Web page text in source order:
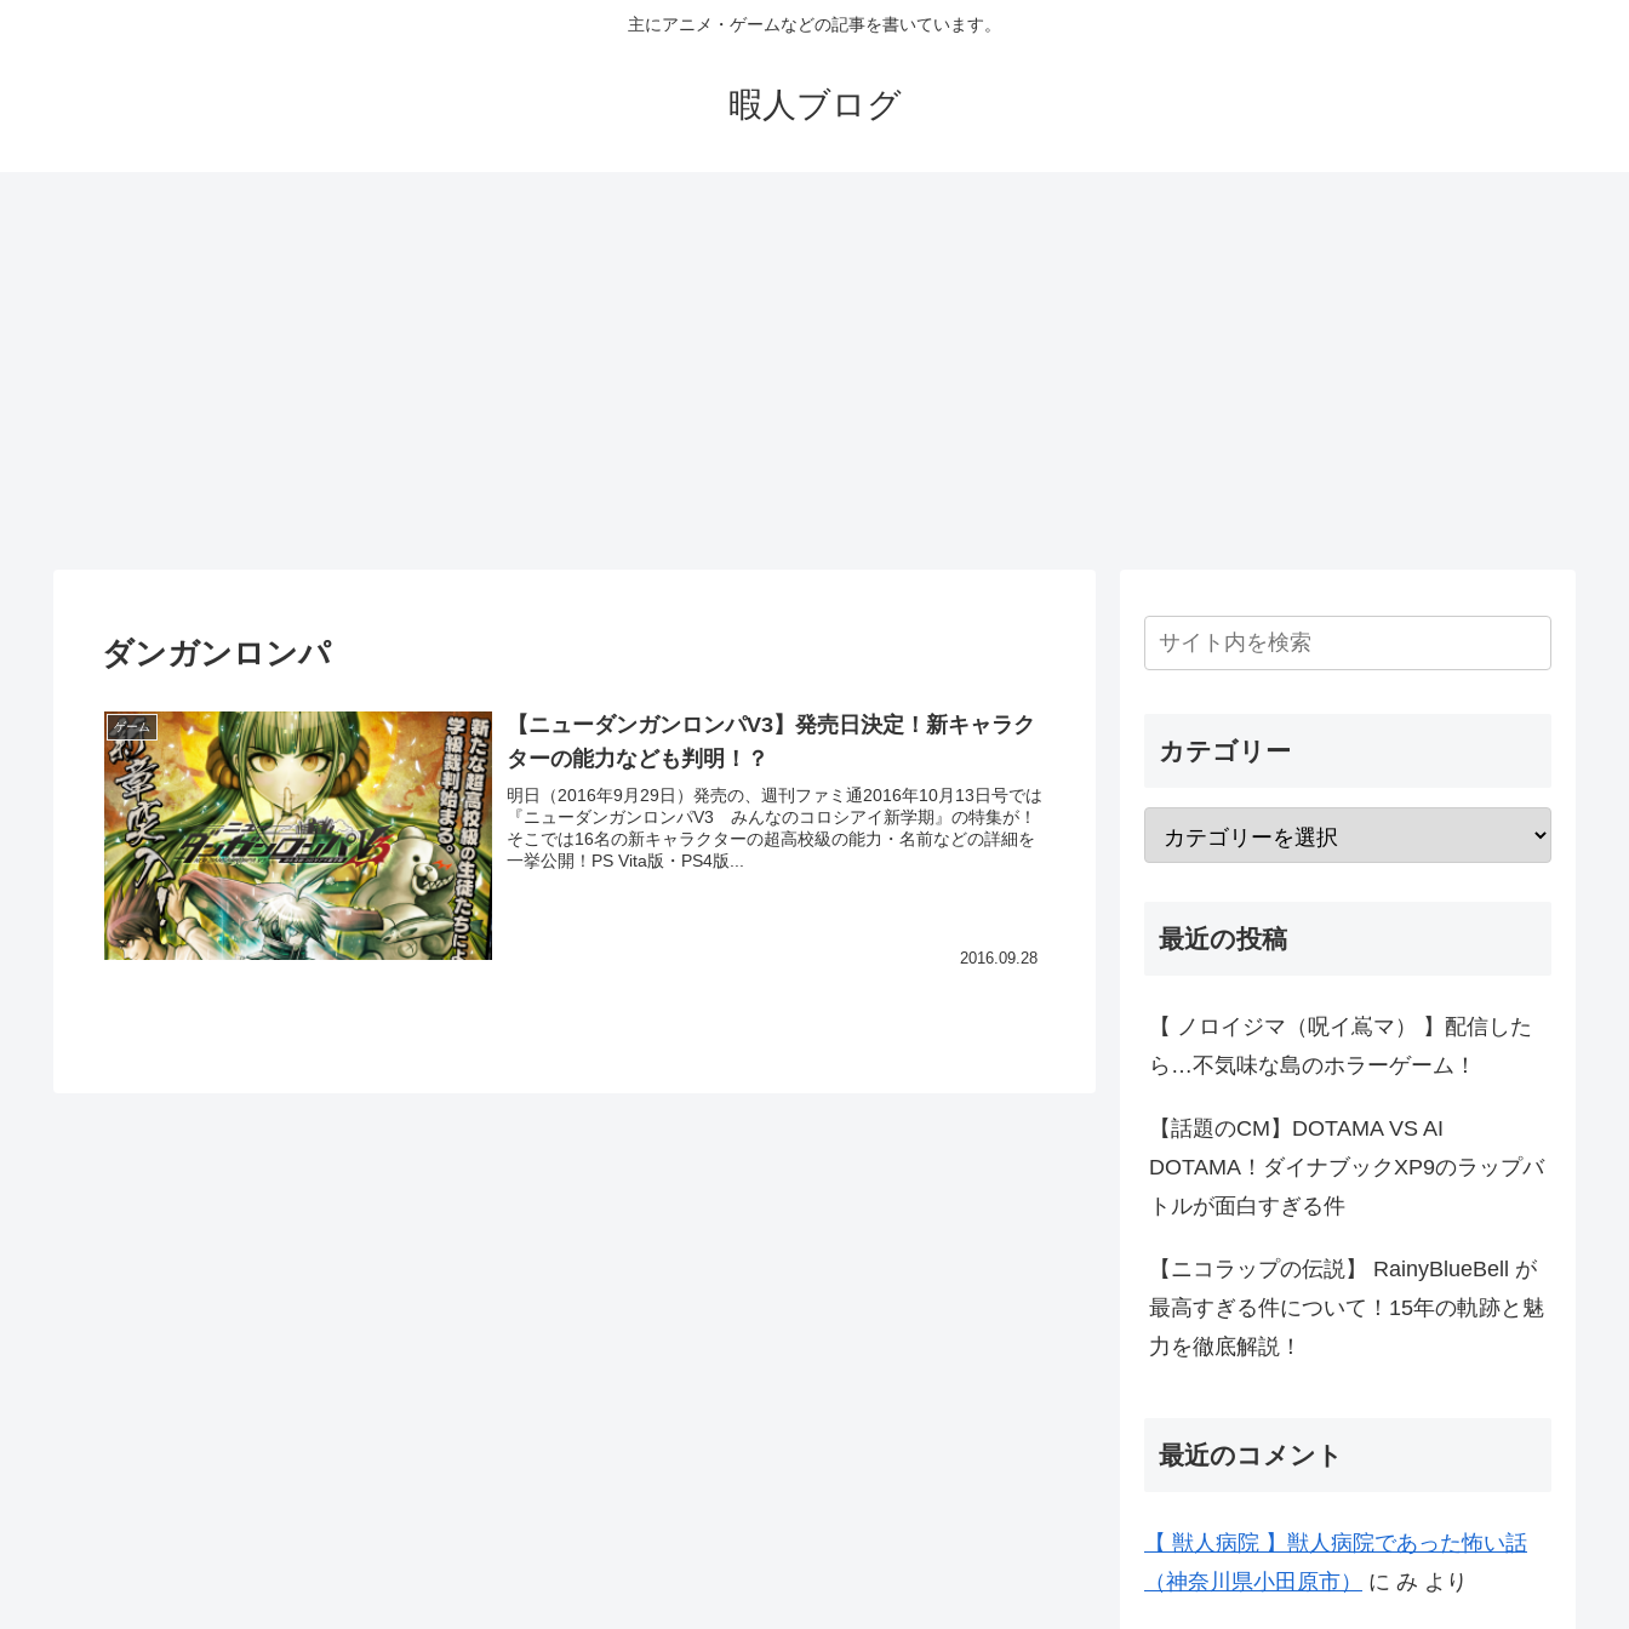
主にアニメ・ゲームなどの記事を書いています。
暇人ブログ
ダンガンロンパ
ゲーム
【ニューダンガンロンパV3】発売日決定！新キャラク
ターの能力なども判明！？
明日（2016年9月29日）発売の、週刊ファミ通2016年10月13日号では
『ニューダンガンロンパV3 みんなのコロシアイ新学期』の特集が！
そこでは16名の新キャラクターの超高校級の能力・名前などの詳細を
一挙公開！PS Vita版・PS4版...
2016.09.28
カテゴリー
最近の投稿
【 ノロイジマ（呪イ嶌マ） 】配信した
ら…不気味な島のホラーゲーム！
【話題のCM】DOTAMA VS AI
DOTAMA！ダイナブックXP9のラップバ
トルが面白すぎる件
【ニコラップの伝説】 RainyBlueBell が
最高すぎる件について！15年の軌跡と魅
力を徹底解説！
最近のコメント
【 獣人病院 】獣人病院であった怖い話
（神奈川県小田原市）
に み より